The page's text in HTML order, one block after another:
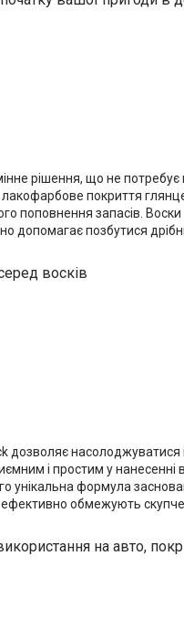
рішення, що не потребує
лакофарбове покриття
поповнення запасів.
допомагає позбутися
восків
дозволяє насолоджуватися
і простим у нанесенні
унікальна формула
обмежують
на авто,